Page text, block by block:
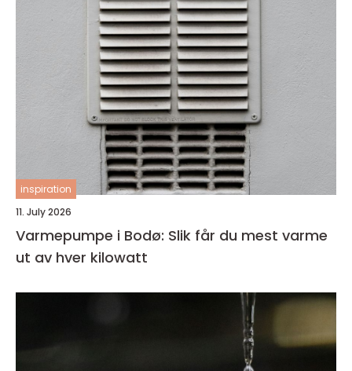
inspiration
11. July 2026
Varmepumpe i Bodø: Slik får du mest varme
ut av hver kilowatt